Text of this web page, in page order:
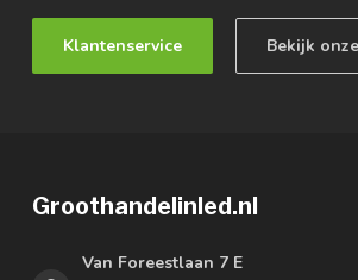
Klantenservice Bekijk
Groothandelinled.nl
Van Foreestlaan 7 E